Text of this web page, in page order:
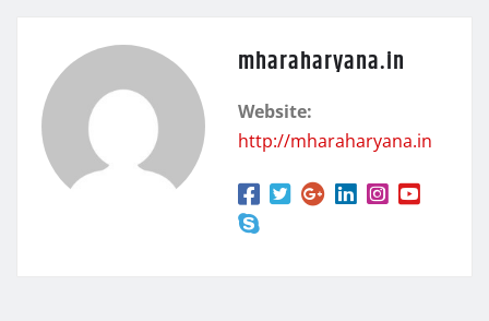
mharaharyana.in
Website:
http://mharaharyana.in